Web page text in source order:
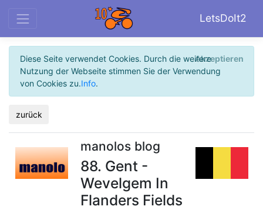
LetsDoIt2
Diese Seite verwendet Cookies. Durch die weitere
Nutzung der Webseite stimmen Sie der Verwendung
von Cookies zu.Info.
Akzeptieren
zurück
manolos blog
88. Gent -
Wevelgem In
Flanders Fields